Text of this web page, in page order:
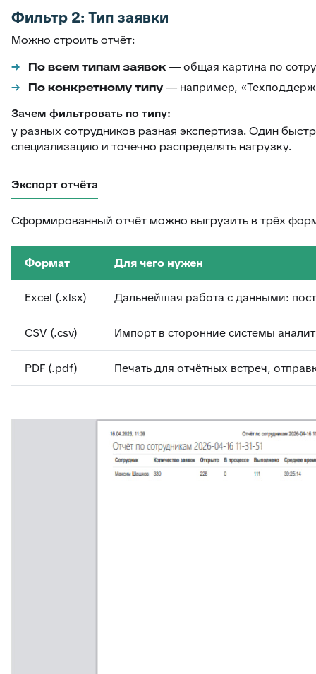
Фильтр 2: Тип заявки
Можно строить отчёт:
По всем типам заявок — общая картина по
По конкретному типу— например,
Зачем фильтровать по типу:
у разных сотрудников разная экспертиза. Один
специализацию и точечно распределять нагрузку.
Экспорт отчёта
Сформированный отчёт можно выгрузить в трёх
Формат Для чего нужен
Excel (.xlsx) Дальнейшая работа с данными:
CSV (.csv) Импорт в сторонние системы
PDF (.pdf) Печать для отчётных встреч,